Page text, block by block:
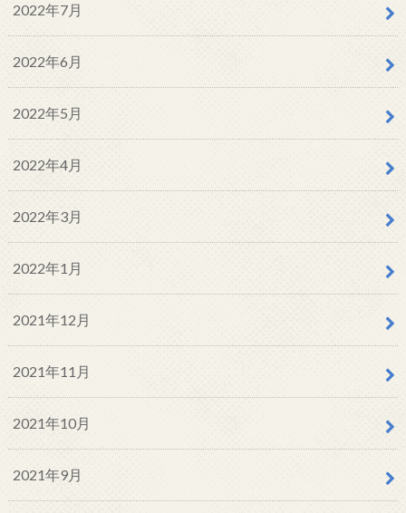
2022年7月
2022年6月
2022年5月
2022年4月
2022年3月
2022年1月
2021年12月
2021年11月
2021年10月
2021年9月